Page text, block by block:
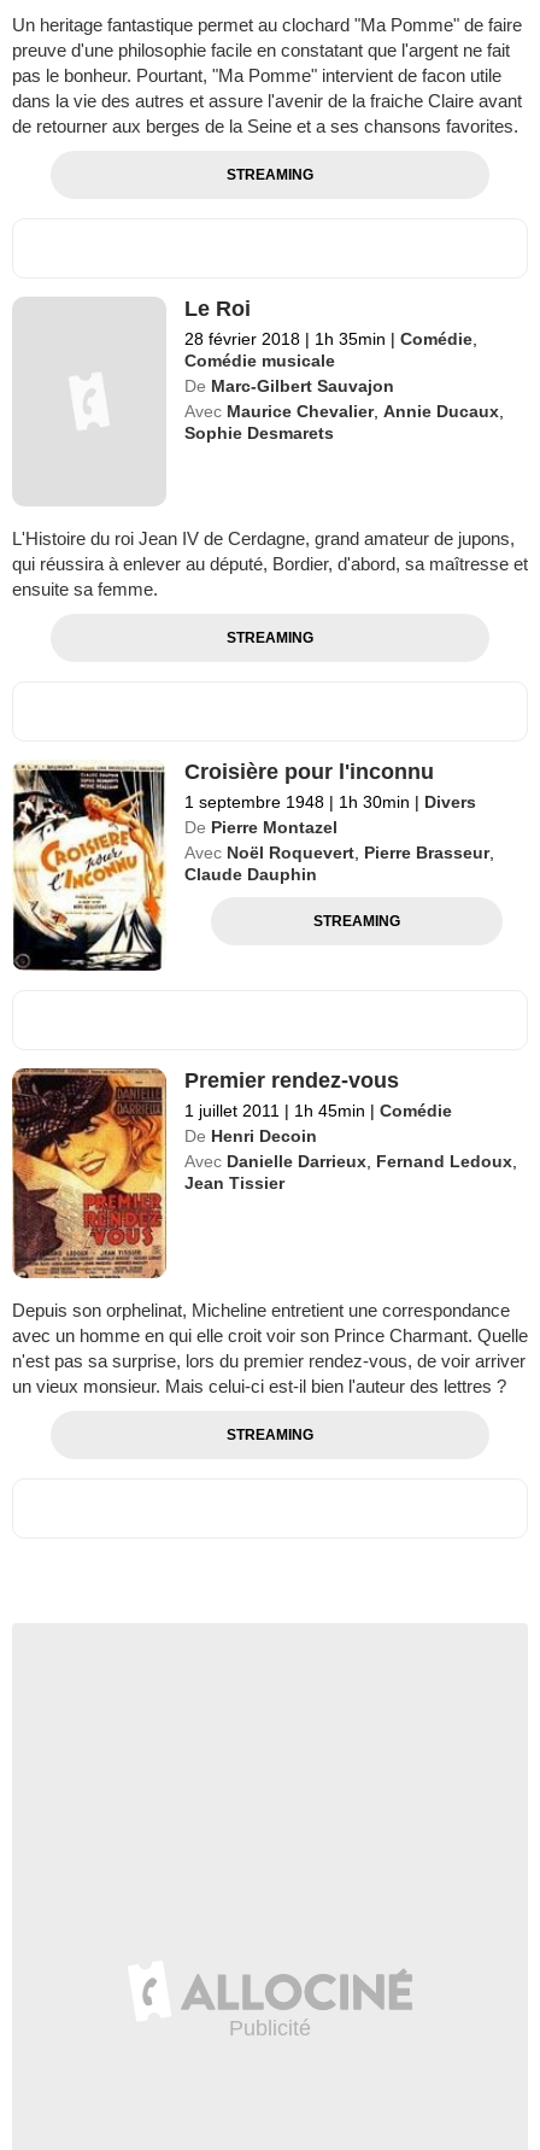
Un heritage fantastique permet au clochard "Ma Pomme" de faire
preuve d'une philosophie facile en constatant que l'argent ne fait
pas le bonheur. Pourtant, "Ma Pomme" intervient de facon utile
dans la vie des autres et assure l'avenir de la fraiche Claire avant
de retourner aux berges de la Seine et a ses chansons favorites.
STREAMING
Le Roi
28 février 2018 | 1h 35min | Comédie,
Comédie musicale
De Marc-Gilbert Sauvajon
Avec Maurice Chevalier,Annie Ducaux,
Sophie Desmarets
L'Histoire du roi Jean IV de Cerdagne, grand amateur de jupons,
qui réussira à enlever au député, Bordier, d'abord, sa maîtresse et
ensuite sa femme.
STREAMING
Croisière pour l'inconnu
1 septembre 1948 | 1h 30min | Divers
De Pierre Montazel
Avec Noël Roquevert, Pierre Brasseur,
Claude Dauphin
STREAMING
Premier rendez-vous
1 juillet 2011 | 1h 45min | Comédie
De Henri Decoin
Avec Danielle Darrieux Fernand Ledoux
Jean Tissier
Depuis son orphelinat, Micheline entretient une correspondance
avec un homme en qui elle croit voir son Prince Charmant. Quelle
n'est pas sa surprise, lors du premier rendez-vous, de voir arriver
un vieux monsieur. Mais celui-ci est-il bien l'auteur des lettres ?
STREAMING